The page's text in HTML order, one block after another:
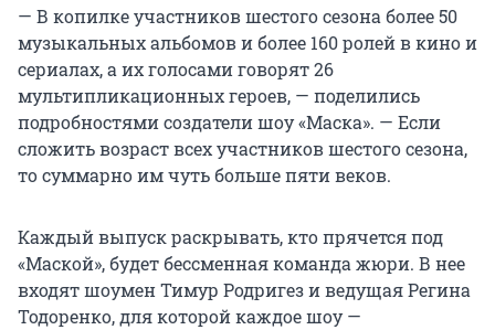
— В копилке участников шестого сезона более 50
музыкальных альбомов и более 160 ролей в кино и
сериалах, а их голосами говорят 26
мультипликационных героев, — поделились
подробностями создатели шоу «Маска». — Если
сложить возраст всех участников шестого сезона,
то суммарно им чуть больше пяти веков.
Каждый выпуск раскрывать, кто прячется под
«Маской», будет бессменная команда жюри. В нее
входят шоумен Тимур Родригез и ведущая Регина
Тодоренко, для которой каждое шоу —